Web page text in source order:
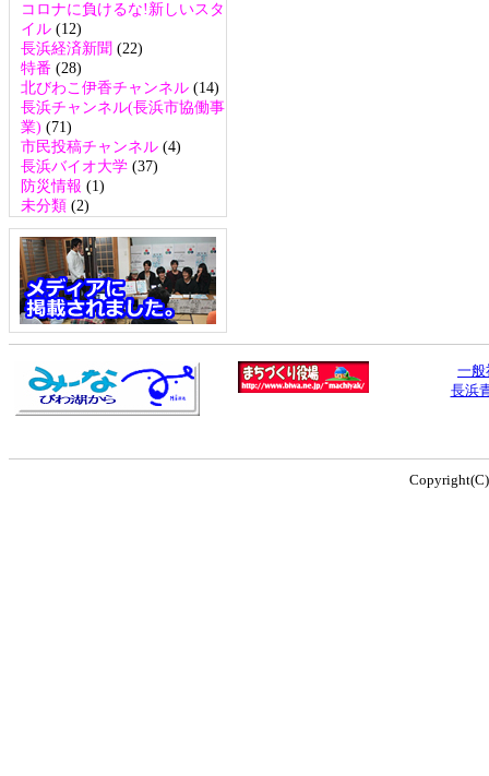
コロナに負けるな!新しいスタ
イル (12)
長浜経済新聞 (22)
特番 (28)
北びわこ伊香チャンネル (14)
長浜チャンネル(長浜市協働事
業) (71)
市民投稿チャンネル (4)
長浜バイオ大学 (37)
防災情報 (1)
未分類 (2)
一般
長浜